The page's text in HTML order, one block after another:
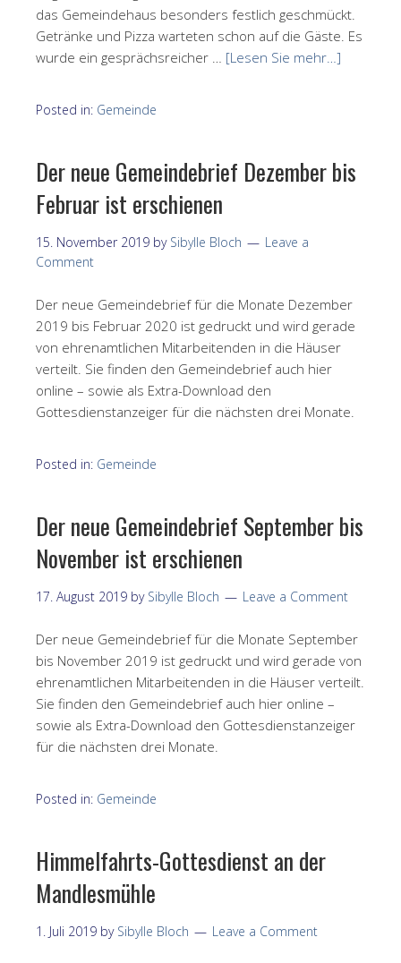
das Gemeindehaus besonders festlich geschmückt.
Getränke und Pizza warteten schon auf die Gäste. Es
wurde ein gesprächsreicher … [Lesen Sie mehr…]
Posted in: Gemeinde
Der neue Gemeindebrief Dezember bis
Februar ist erschienen
15. November 2019 by Sibylle Bloch
Leave a
Comment
Der neue Gemeindebrief für die Monate Dezember
2019 bis Februar 2020 ist gedruckt und wird gerade
von ehrenamtlichen Mitarbeitenden in die Häuser
verteilt. Sie finden den Gemeindebrief auch hier
online – sowie als Extra-Download den
Gottesdienstanzeiger für die nächsten drei Monate.
Posted in: Gemeinde
Der neue Gemeindebrief September bis
November ist erschienen
17. August 2019 by Sibylle Bloch Leave a Comment
Der neue Gemeindebrief für die Monate September
bis November 2019 ist gedruckt und wird gerade von
ehrenamtlichen Mitarbeitenden in die Häuser verteilt.
Sie finden den Gemeindebrief auch hier online –
sowie als Extra-Download den Gottesdienstanzeiger
für die nächsten drei Monate.
Posted in: Gemeinde
Himmelfahrts-Gottesdienst an der
Mandlesmühle
1. Juli 2019 by Sibylle Bloch Leave a Comment